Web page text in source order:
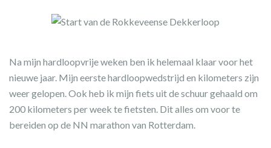
Na mijn hardloopvrije weken ben ik helemaal klaar voor het
nieuwe jaar. Mijn eerste hardloopwedstrijd en kilometers zijn
weer gelopen. Ook heb ik mijn fiets uit de schuur gehaald om
200 kilometers per week te fietsten. Dit alles om voor te
bereiden op de NN marathon van Rotterdam.